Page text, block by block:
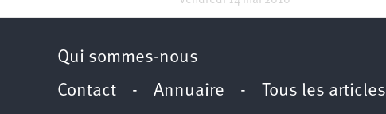
Qui sommes-nous
Contact - Annuaire - Tous les articles